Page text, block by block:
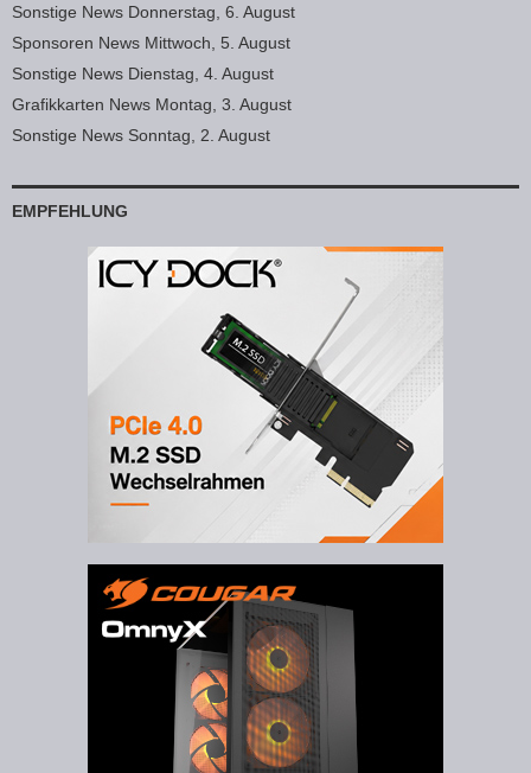
Sonstige News Donnerstag, 6. August
Sponsoren News Mittwoch, 5. August
Sonstige News Dienstag, 4. August
Grafikkarten News Montag, 3. August
Sonstige News Sonntag, 2. August
EMPFEHLUNG